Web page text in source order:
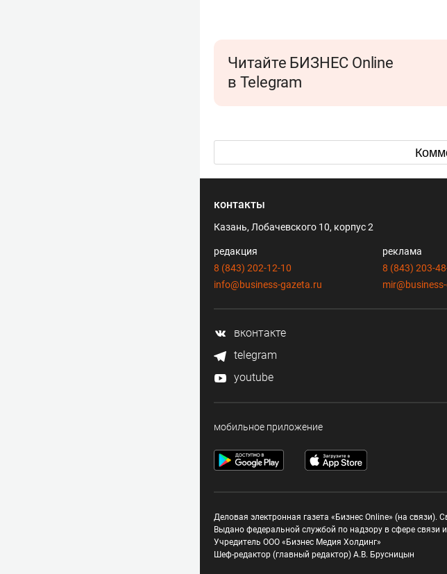
Читайте БИЗНЕС Online
в Telegram
контакты
Казань, Лобачевского 10, корпус 2
редакция
8 (843) 202-12-10
info@business-gazeta.ru
реклама
8 (843) 203-
вконтакте
telegram
youtube
мобильное приложение
Деловая электронная газета «Бизнес Online» (на
Выдано федеральной службой по надзору в сфере связи
Учредитель ООО «Бизнес Медия Холдинг»
Шеф-редактор (главный редактор) А.В. Брусницын